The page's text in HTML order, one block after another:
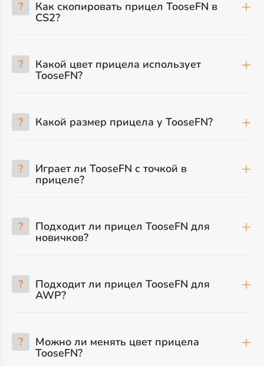
? Как скопировать прицел TooseFN в
CS2?
? Какой цвет прицела использует
TooseFN?
? Какой размер прицела у TooseFN?
? Играет ли TooseFN с точкой в
прицеле?
? Подходит ли прицел TooseFN для
новичков?
? Подходит ли прицел TooseFN для
AWP?
? Можно ли менять цвет прицела
TooseFN?